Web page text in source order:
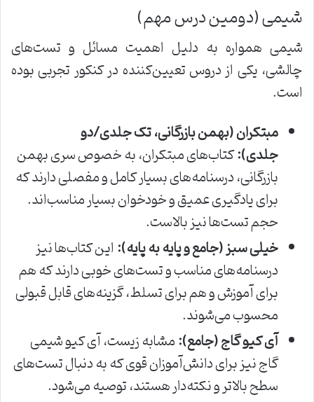
شیمی (دومین درس مهم)
شیمی همواره به دلیل اهمیت مسائل و تست‌های
چالشی، یکی از دروس تعیین‌کننده در کنکور تجربی بوده
است.
مبتکران (بهمن بازرگانی، تک جلدی/دو
جلدی):کتاب‌های مبتکران، به خصوص سری بهمن
بازرگانی، درسنامه‌های بسیار کامل و مفصلی دارند که
برای یادگیری عمیق و خودخوان بسیار مناسب‌اند.
حجم تست‌ها نیز بالاست.
خیلی سبز (جامع و پایه به پایه):این کتاب‌ها نیز
درسنامه‌های مناسب و تست‌های خوبی دارند که هم
برای آموزش و هم برای تسلط، گزینه‌های قابل قبولی
محسوب می‌شوند.
آی کیو گاج (جامع):مشابه زیست، آی کیو شیمی
گاج نیز برای دانش‌آموزان قوی که به دنبال تست‌های
سطح بالاتر و نکته‌دار هستند، توصیه می‌شود.